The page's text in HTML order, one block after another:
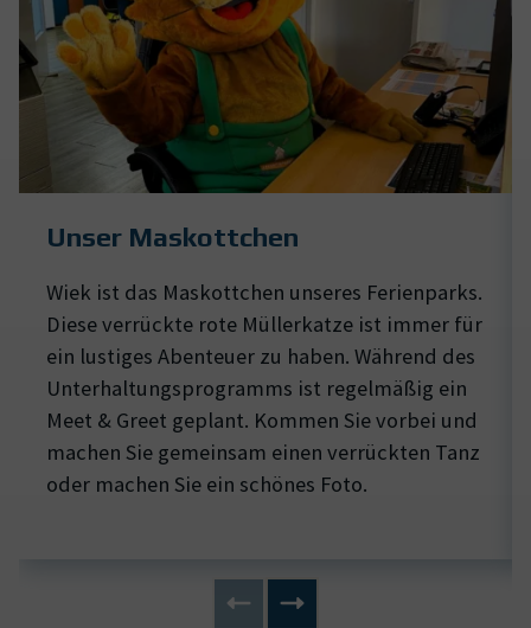
Unser Maskottchen
Wiek ist das Maskottchen unseres Ferienparks.
Diese verrückte rote Müllerkatze ist immer für
ein lustiges Abenteuer zu haben. Während des
Unterhaltungsprogramms ist regelmäßig ein
Meet & Greet geplant. Kommen Sie vorbei und
machen Sie gemeinsam einen verrückten Tanz
oder machen Sie ein schönes Foto.